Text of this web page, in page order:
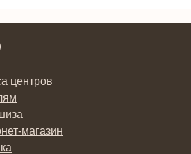
центров
магазин